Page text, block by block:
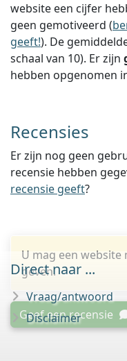
website een cijfer
geen gemotiveerd (
geeft!). De
schaal van 10). Er zijn
hebben opgenomen
Recensies
Er zijn nog geen
recensie hebben
recensie geeft?
U mag een website
geven.
Geef een recensie
Direct naar ...
Vraag/antwoord
Disclaimer